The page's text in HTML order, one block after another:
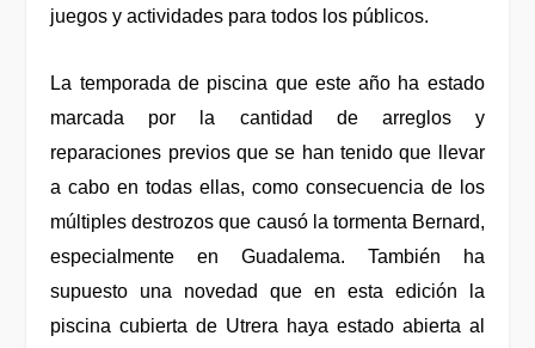
juegos y actividades para todos los públicos.
La temporada de piscina que este año ha estado
marcada por la cantidad de arreglos y
reparaciones previos que se han tenido que llevar
a cabo en todas ellas, como consecuencia de los
múltiples destrozos que causó la tormenta Bernard,
especialmente en Guadalema. También ha
supuesto una novedad que en esta edición la
piscina cubierta de Utrera haya estado abierta al